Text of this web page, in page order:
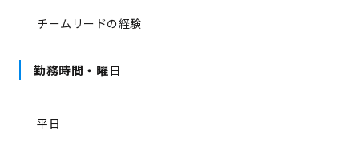
チームリードの経験
勤務時間・曜日
平日